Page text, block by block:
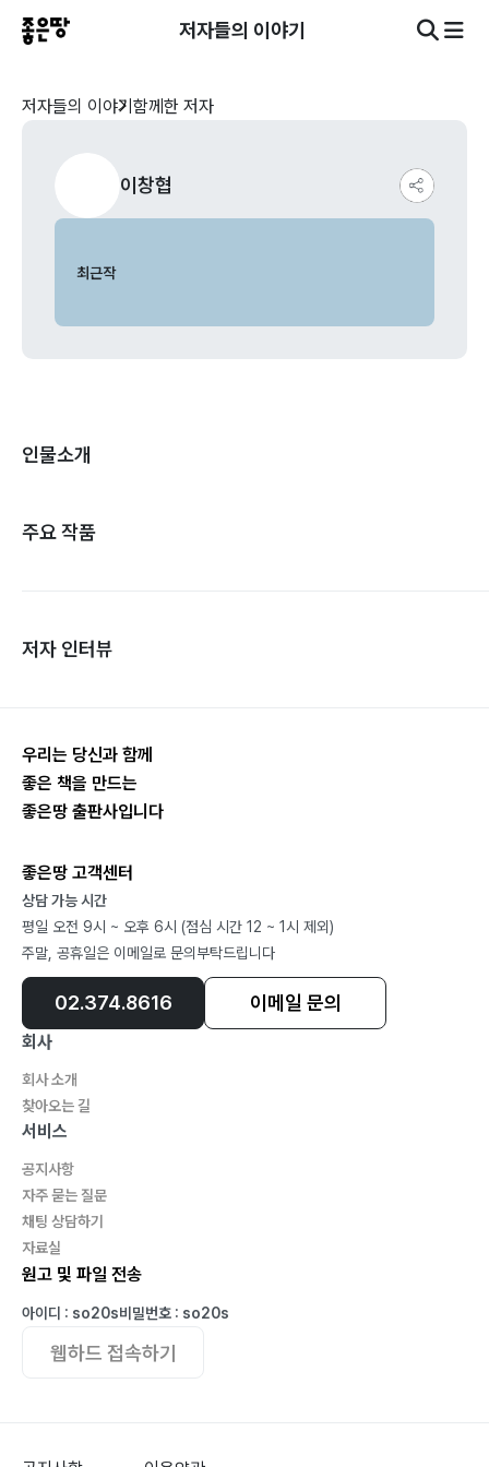
저자들의 이야기
저자들의 이야기 함께한 저자
이창협
최근작
인물소개
주요 작품
저자 인터뷰
우리는 당신과 함께
좋은 책을 만드는
좋은땅 출판사입니다
좋은땅 고객센터
상담 가능 시간
평일 오전 9시 ~ 오후 6시 (점심 시간 12 ~ 1시 제외)
주말, 공휴일은 이메일로 문의부탁드립니다
02.374.8616 이메일 문의
회사
회사 소개
찾아오는 길
서비스
공지사항
자주 묻는 질문
채팅 상담하기
자료실
원고 및 파일 전송
아이디 : so20s비밀번호 : so20s
웹하드 접속하기